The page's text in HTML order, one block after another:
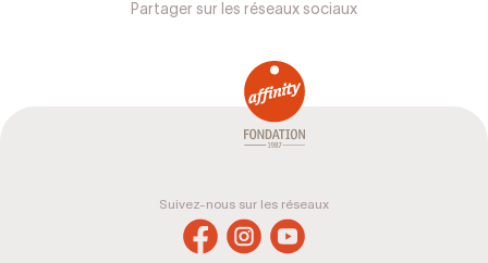
Partager sur les réseaux sociaux
Suivez-nous sur les réseaux